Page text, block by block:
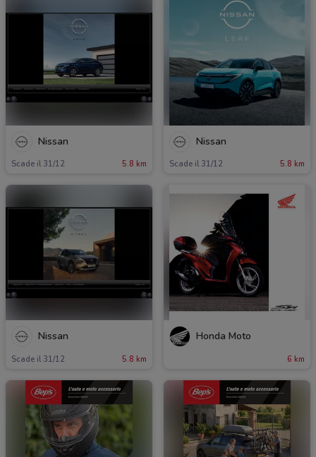
Nissan
Scade il 31/12 5.8 km
Nissan
Scade il 31/12 5.8 km
Nissan
Scade il 31/12 5.8 km
Honda Moto
6 km